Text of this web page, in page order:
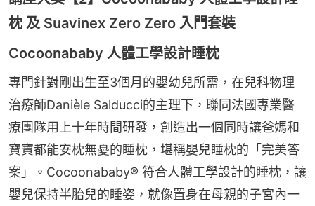
枕 及 Suavinex Zero Zero 入門套裝
Cocoonababy 人體工學設計睡枕
專門針對剛出生至3個月的嬰幼兒所需，在兒科物理
治療師Danièle Salducci的主理下，聯同法國專業醫
療團隊用上十年時間研發，創造出一個同時讓爸媽和
寶寶都能安枕無憂的睡枕，堪稱嬰兒睡枕的「完美答
案」。Cocoonababy® 符合人體工學設計的睡枕，讓
嬰兒保持半胎兒的睡姿，就像置身在母親的子宮內一